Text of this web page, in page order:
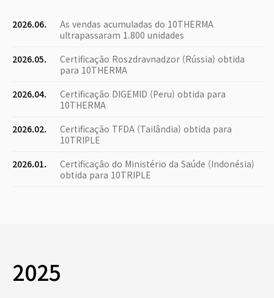
2026.06.
As vendas acumuladas do 10THERMA
ultrapassaram 1.800 unidades
2026.05.
Certificação Roszdravnadzor (Rússia) obtida
para 10THERMA
2026.04.
Certificação DIGEMID (Peru) obtida para
10THERMA
2026.02.
Certificação TFDA (Tailândia) obtida para
10TRIPLE
2026.01.
Certificação do Ministério da Saúde (Indonésia)
obtida para 10TRIPLE
2025